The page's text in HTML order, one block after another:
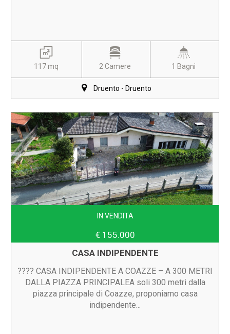
117 mq 2 Camere 1 Bagni
Druento - Druento
IN VENDITA
€ 155.000
CASA INDIPENDENTE
???? CASA INDIPENDENTE A COAZZE – A 300 METRI
DALLA PIAZZA PRINCIPALEA soli 300 metri dalla
piazza principale di Coazze, proponiamo casa
indipendente...